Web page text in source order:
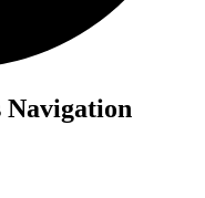
Navigation